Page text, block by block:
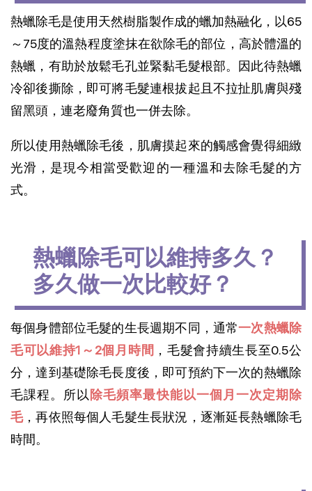
熱蠟除毛是使用天然樹脂製作成的蠟加熱融化，以65
～75度的溫熱程度塗抹在欲除毛的部位，高於體溫的
熱蠟，有助於放鬆毛孔並緊黏毛髮根部。因此待熱蠟
冷卻後撕除，即可將毛髮連根拔起且不拉扯肌膚與殘
留黑頭，連老廢角質也一併去除。
所以使用熱蠟除毛後，肌膚摸起來的觸感會覺得細緻
光滑，是現今相當受歡迎的一種溫和去除毛髮的方
式。
熱蠟除毛可以維持多久？
多久做一次比較好？
每個身體部位毛髮的生長週期不同，通常一次熱蠟除
毛可以維持1～2個月時間 ，毛髮會持續生長至0.5公
分，達到基礎除毛長度後，即可預約下一次的熱蠟除
毛課程。所以 除毛頻率最快能以一個月一次定期除
毛，再依照每個人毛髮生長狀況，逐漸延長熱蠟除毛
時間。